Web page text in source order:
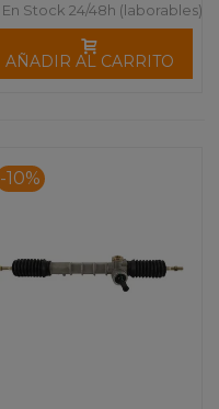
En Stock 24/48h (laborables)
AÑADIR AL CARRITO
-10%